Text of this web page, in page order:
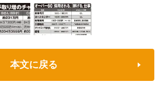
本文に戻る